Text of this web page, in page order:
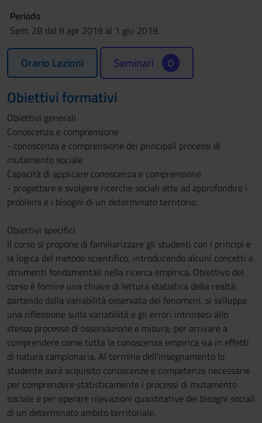
Periodo
Sem. 2B dal 8 apr 2019 al 1 giu 2019.
Orario Lezioni Seminari 0
Obiettivi formativi
Obiettivi generali
Conoscenza e comprensione
- conoscenza e comprensione dei principali processi di
mutamento sociale
Capacità di applicare conoscenza e comprensione
- progettare e svolgere ricerche sociali atte ad approfondire i
problemi e i bisogni di un determinato territorio.
Obiettivi specifici
Il corso si propone di familiarizzare gli studenti con i principi e
la logica del metodo scientifico, introducendo alcuni concetti e
strumenti fondamentali nella ricerca empirica. Obiettivo del
corso è fornire una chiave di lettura statistica della realtà:
partendo dalla variabilità osservata dei fenomeni, si sviluppa
una riflessione sulla variabilità e gli errori intrinseci allo
stesso processo di osservazione e misura, per arrivare a
comprendere come tutta la conoscenza empirica sia in effetti
di natura campionaria. Al termine dell’insegnamento lo
studente avrà acquisito conoscenze e competenze necessarie
per comprendere statisticamente i processi di mutamento
sociale e per operare rilevazioni quantitative dei bisogni sociali
di un determinato ambito territoriale.